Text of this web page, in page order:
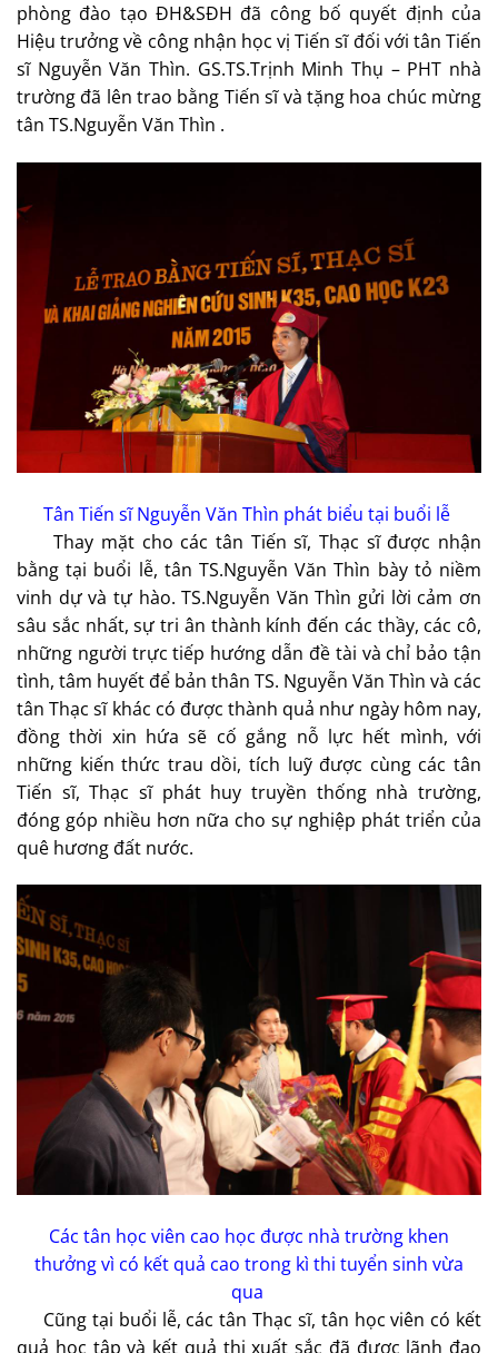
phòng đào tạo ĐH&SĐH đã công bố quyết định của
Hiệu trưởng về công nhận học vị Tiến sĩ đối với tân Tiến
sĩ Nguyễn Văn Thìn. GS.TS.Trịnh Minh Thụ – PHT nhà
trường đã lên trao bằng Tiến sĩ và tặng hoa chúc mừng
tân TS.Nguyễn Văn Thìn .
Tân Tiến sĩ Nguyễn Văn Thìn phát biểu tại buổi lễ
Thay mặt cho các tân Tiến sĩ, Thạc sĩ được nhận
bằng tại buổi lễ, tân TS.Nguyễn Văn Thìn bày tỏ niềm
vinh dự và tự hào. TS.Nguyễn Văn Thìn gửi lời cảm ơn
sâu sắc nhất, sự tri ân thành kính đến các thầy, các cô,
những người trực tiếp hướng dẫn đề tài và chỉ bảo tận
tình, tâm huyết để bản thân TS. Nguyễn Văn Thìn và các
tân Thạc sĩ khác có được thành quả như ngày hôm nay,
đồng thời xin hứa sẽ cố gắng nỗ lực hết mình, với
những kiến thức trau dồi, tích luỹ được cùng các tân
Tiến sĩ, Thạc sĩ phát huy truyền thống nhà trường,
đóng góp nhiều hơn nữa cho sự nghiệp phát triển của
quê hương đất nước.
Các tân học viên cao học được nhà trường khen
thưởng vì có kết quả cao trong kì thi tuyển sinh vừa
qua
Cũng tại buổi lễ, các tân Thạc sĩ, tân học viên có kết
quả học tập và kết quả thi xuất sắc đã được lãnh đạo